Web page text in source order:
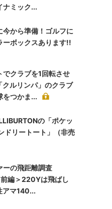
ナミック...
今から準備！ゴルフに
ーボックスあります!!
でクラブを1回転させ
クルリンパ」のクラブ
をつかま...
の「ポケッ
ドリートート」（非売
ーの飛距離調査
編＞220Yは飛ばし
マ140...